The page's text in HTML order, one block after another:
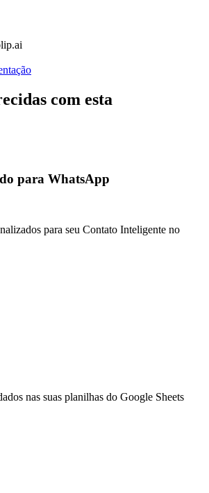
com esta
para WhatsApp
para seu Contato Inteligente no
nas suas planilhas do Google Sheets